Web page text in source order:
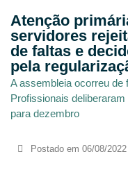
Atenção
servidores
de faltas e
pela
A assembleia ocorreu de
Profissionais
para dezembro
Postado em 06/08/2022